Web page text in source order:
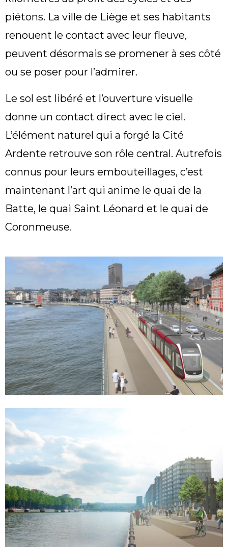
piétons. La ville de Liège et ses habitants
renouent le contact avec leur fleuve,
peuvent désormais se promener à ses côté
ou se poser pour l’admirer.
Le sol est libéré et l’ouverture visuelle
donne un contact direct avec le ciel.
L’élément naturel qui a forgé la Cité
Ardente retrouve son rôle central. Autrefois
connus pour leurs embouteillages, c’est
maintenant l’art qui anime le quai de la
Batte, le quai Saint Léonard et le quai de
Coronmeuse.